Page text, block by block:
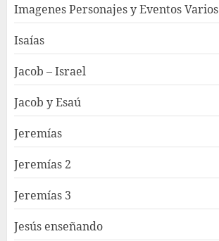
Imagenes Personajes y Eventos Varios
Isaías
Jacob – Israel
Jacob y Esaú
Jeremías
Jeremías 2
Jeremías 3
Jesús enseñando